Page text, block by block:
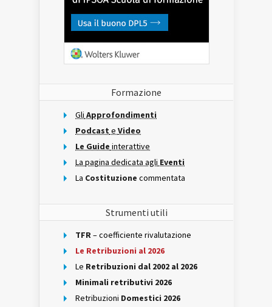
Formazione
Gli Approfondimenti
Podcast e Video
Le Guide interattive
La pagina dedicata agli Eventi
La Costituzione commentata
Strumenti utili
TFR– coefficiente rivalutazione
Le Retribuzioni al 2026
Le Retribuzioni dal 2002 al 2026
Minimali retributivi 2026
Retribuzioni Domestici 2026